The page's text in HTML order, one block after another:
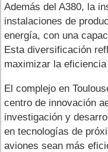
Además del A380, la
instalaciones de
energía, con una
Esta diversificación
maximizar la
El complejo en
centro de innovación
investigación y
en tecnologías de
aviones sean más